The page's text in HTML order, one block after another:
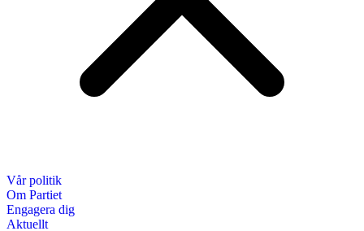
Vår politik
Om Partiet
Engagera dig
Aktuellt